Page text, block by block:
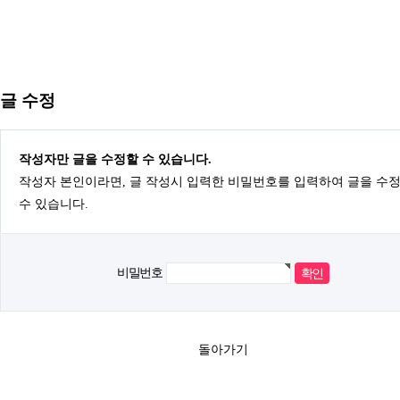
글 수정
작성자만 글을 수정할 수 있습니다.
작성자 본인이라면, 글 작성시 입력한 비밀번호를 입력하여 글을 수
수 있습니다.
비밀번호
돌아가기